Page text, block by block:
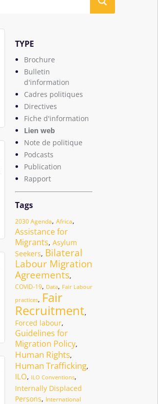
TYPE
Brochure
Bulletin
d'information
Cadres politiques
Directives
Fiche d'information
Lien web
Note de politique
Podcasts
Publication
Rapport
Tags
2030 Agenda, Africa,
Assistance for
Migrants, Asylum
Seekers, Bilateral
Labour Migration
Agreements,
COVID-19, Data, Fair Labour
practices, Fair
Recruitment,
Forced labour,
Guidelines for
Migration Policy,
Human Rights,
Human Trafficking,
ILO, ILO Conventions,
Internally Displaced
Persons, International